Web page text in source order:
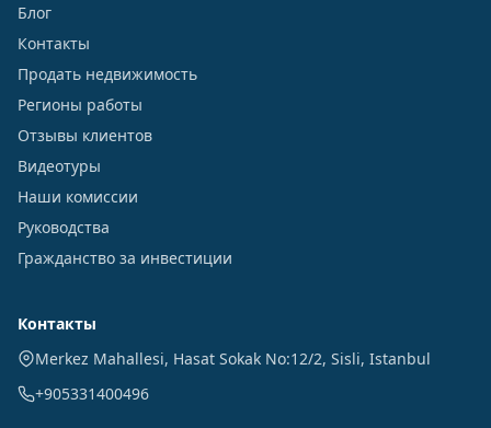
Блог
Контакты
Продать недвижимость
Регионы работы
Отзывы клиентов
Видеотуры
Наши комиссии
Руководства
Гражданство за инвестиции
Контакты
Merkez Mahallesi, Hasat Sokak No:12/2, Sisli, Istanbul
+905331400496